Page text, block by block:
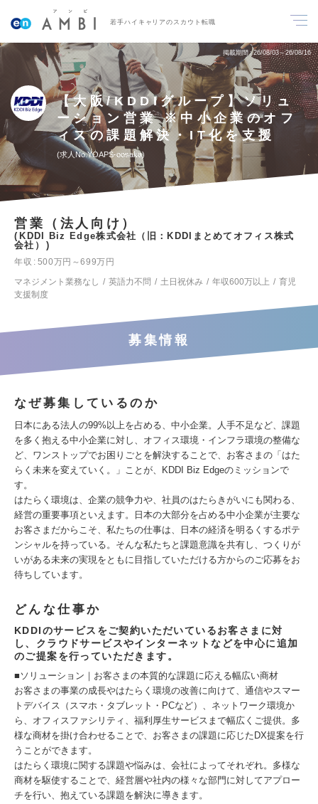
若手ハイキャリアのスカウト転職
掲載期間 26/08/03～26/08/16
【大阪/KDDIグループ】ソリュ
ーション営業 ※中小企業のオフ
ィスの課題解決・IT化を支援
求人No.YOAPS-oosaka
営業（法人向け）
KDDI Biz Edge株式会社（旧：KDDIまとめてオフィス株式
会社）
年収
500万円～699万円
マネジメント業務なし
英語力不問 土日祝休み 年収600万以上
育児
支援制度
募集情報
なぜ募集しているのか
日本にある法人の99%以上を占める、中小企業。人手不足など、課題
を多く抱える中小企業に対し、オフィス環境・インフラ環境の整備な
ど、ワンストップでお困りごとを解決することで、お客さまの「はた
らく未来を変えていく。」ことが、KDDI Biz Edgeのミッションで
す。
はたらく環境は、企業の競争力や、社員のはたらきがいにも関わる、
経営の重要事項といえます。日本の大部分を占める中小企業が主要な
お客さまだからこそ、私たちの仕事は、日本の経済を明るくするポテ
ンシャルを持っている。そんな私たちと課題意識を共有し、つくりが
いがある未来の実現をともに目指していただける方からのご応募をお
待ちしています。
どんな仕事か
KDDIのサービスをご契約いただいているお客さまに対
し、クラウドサービスやインターネットなどを中心に追加
のご提案を行っていただきます。
■ソリューション｜お客さまの本質的な課題に応える幅広い商材
お客さまの事業の成長やはたらく環境の改善に向けて、通信やスマー
トデバイス（スマホ・タブレット・PCなど）、ネットワーク環境か
ら、オフィスファシリティ、福利厚生サービスまで幅広くご提供。多
様な商材を掛け合わせることで、お客さまの課題に応じたDX提案を行
うことができます。
はたらく環境に関する課題や悩みは、会社によってそれぞれ。多様な
商材を駆使することで、経営層や社内の様々な部門に対してアプロー
チを行い、抱えている課題を解決に導きます。